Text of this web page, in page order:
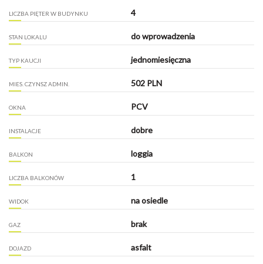
LICZBA PIĘTER W BUDYNKU 4
STAN LOKALU do wprowadzenia
TYP KAUCJI jednomiesięczna
MIES. CZYNSZ ADMIN. 502 PLN
OKNA PCV
INSTALACJE dobre
BALKON loggia
LICZBA BALKONÓW 1
WIDOK na osiedle
GAZ brak
DOJAZD asfalt